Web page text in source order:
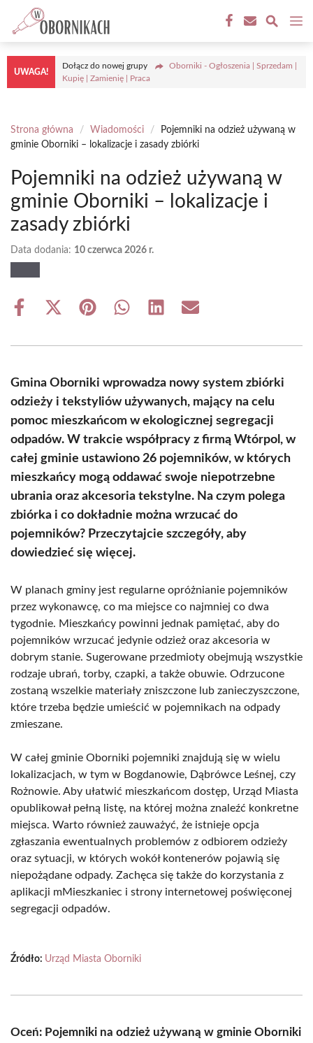
Przejdź
treści
UWAGA!
Dołącz do nowej grupy
Oborniki - Ogłoszenia | Sprzedam |
Kupię | Zamienię | Praca
Strona główna / Wiadomości /
Pojemniki na odzież używaną w
gminie Oborniki – lokalizacje i zasady zbiórki
Pojemniki na odzież używaną w
gminie Oborniki – lokalizacje i
zasady zbiórki
Data dodania: 10 czerwca 2026 r.
Share
Share
(Twitter)
Share Share Share Share
Gmina Oborniki wprowadza nowy system zbiórki
odzieży i tekstyliów używanych, mający na celu
pomoc mieszkańcom w ekologicznej segregacji
odpadów. W trakcie współpracy z firmą Wtórpol, w
całej gminie ustawiono 26 pojemników, w których
mieszkańcy mogą oddawać swoje niepotrzebne
ubrania oraz akcesoria tekstylne. Na czym polega
zbiórka i co dokładnie można wrzucać do
pojemników? Przeczytajcie szczegóły, aby
dowiedzieć się więcej.
W planach gminy jest regularne opróżnianie pojemników
przez wykonawcę, co ma miejsce co najmniej co dwa
tygodnie. Mieszkańcy powinni jednak pamiętać, aby do
pojemników wrzucać jedynie odzież oraz akcesoria w
dobrym stanie. Sugerowane przedmioty obejmują wszystkie
rodzaje ubrań, torby, czapki, a także obuwie. Odrzucone
zostaną wszelkie materiały zniszczone lub zanieczyszczone,
które trzeba będzie umieścić w pojemnikach na odpady
zmieszane.
W całej gminie Oborniki pojemniki znajdują się w wielu
lokalizacjach, w tym w Bogdanowie, Dąbrówce Leśnej, czy
Rożnowie. Aby ułatwić mieszkańcom dostęp, Urząd Miasta
opublikował pełną listę, na której można znaleźć konkretne
miejsca. Warto również zauważyć, że istnieje opcja
zgłaszania ewentualnych problemów z odbiorem odzieży
oraz sytuacji, w których wokół kontenerów pojawią się
niepożądane odpady. Zachęca się także do korzystania z
aplikacji mMieszkaniec i strony internetowej poświęconej
segregacji odpadów.
Źródło: Urząd Miasta Oborniki
Oceń: Pojemniki na odzież używaną w gminie Oborniki